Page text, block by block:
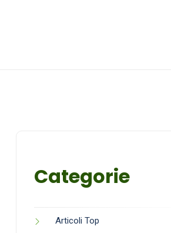
Categorie
Articoli Top